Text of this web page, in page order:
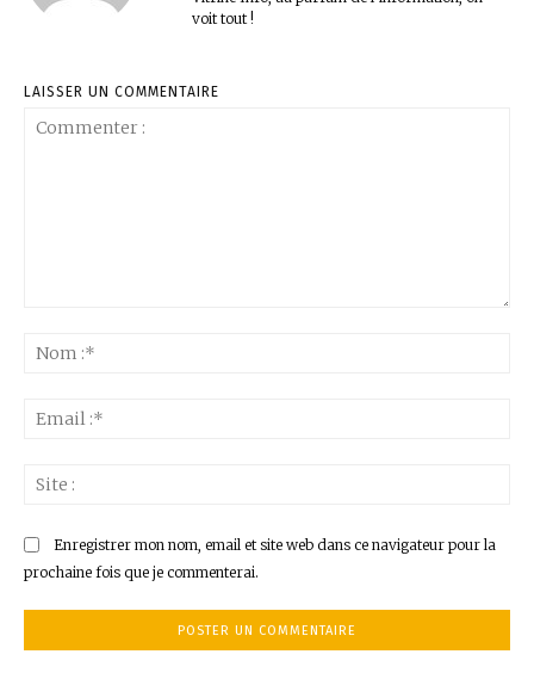
voit tout !
LAISSER UN COMMENTAIRE
Enregistrer mon nom, email et site web dans ce navigateur pour la
prochaine fois que je commenterai.